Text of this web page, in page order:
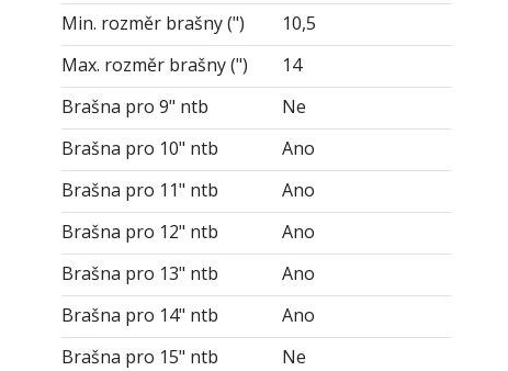
Min. rozměr brašny (")
10,5
Max. rozměr brašny (")
14
Brašna pro 9" ntb
Ne
Brašna pro 10" ntb
Ano
Brašna pro 11" ntb
Ano
Brašna pro 12" ntb
Ano
Brašna pro 13" ntb
Ano
Brašna pro 14" ntb
Ano
Brašna pro 15" ntb
Ne